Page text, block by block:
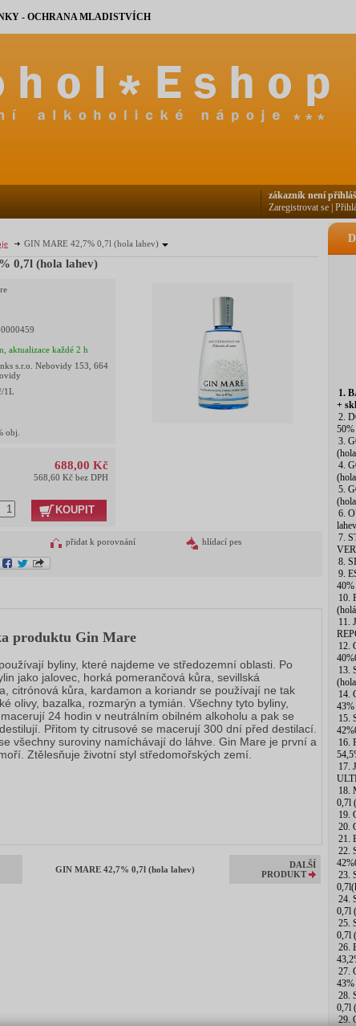
GIN MARE 42,7% 0,7l (hola lahev)
0,7l (hola lahev)
aktualizace každé 2 h
s.r.o. Nebovidy 153, 664
1L
obj.
688,00 Kč
568,60 Kč bez DPH
KOUPIT
přidat k porovnání hlídací pes
produktu Gin Mare
byliny, které najdeme ve středozemní oblasti. Po
jako jalovec, horká pomerančová kůra, sevillská
citrónová kůra, kardamon a koriandr se používají ne tak
olivy, bazalka, rozmarýn a tymián. Všechny tyto byliny,
24 hodin v neutrálním obilném alkoholu a pak se
Přitom ty citrusové se macerují 300 dní před destilací.
všechny suroviny namíchávají do láhve. Gin Mare je první a
Ztělesňuje životní styl středomořských zemí.
GIN MARE 42,7% 0,7l (hola lahev)
DALŠÍ
PRODUKT
1.
+
2.
3.
4.
5.
6.
7.
8.
9.
10.
11.
12.
13.
14.
15.
16.
17.
18.
0,7l
19.
20.
21.
22.
23.
24.
0,7l
25.
0,7l
26.
27.
28.
0,7l
29.
- OCHRANA MLADISTVÍCH
zákazník není
Zaregistrovat se